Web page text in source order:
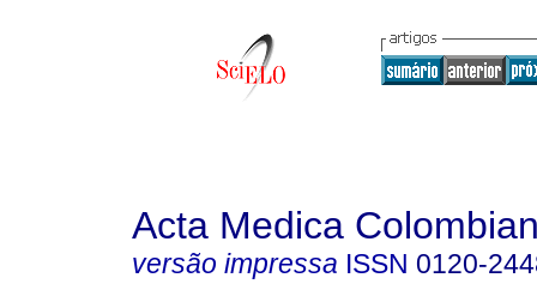
Acta Medica
versão impressa ISSN 0120-